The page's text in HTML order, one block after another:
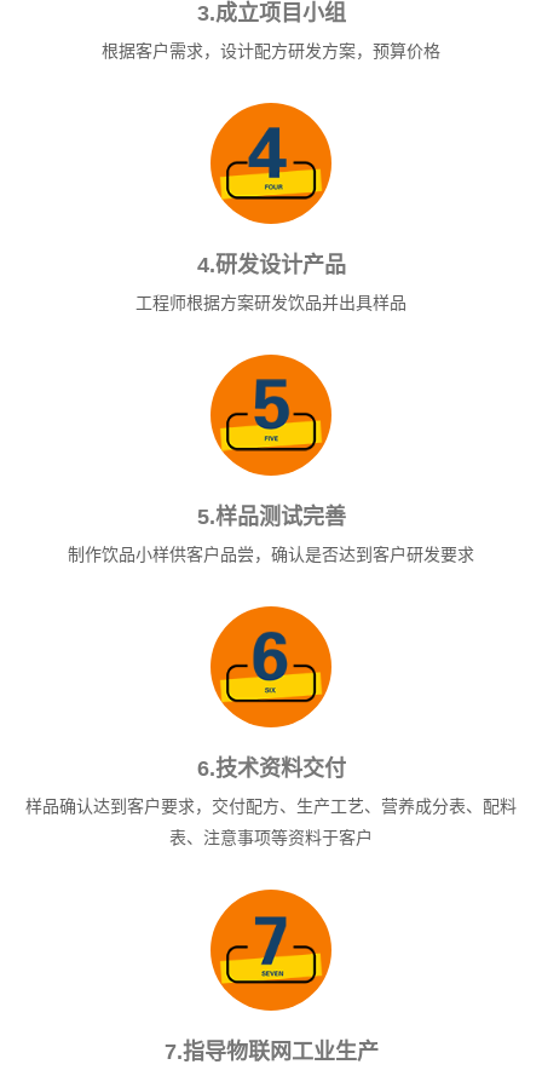
3.成立项目小组
根据客户需求，设计配方研发方案，预算价格
4.研发设计产品
工程师根据方案研发饮品并出具样品
5.样品测试完善
制作饮品小样供客户品尝，确认是否达到客户研发要求
6.技术资料交付
样品确认达到客户要求，交付配方、生产工艺、营养成分表、配料
表、注意事项等资料于客户
7.指导物联网工业生产